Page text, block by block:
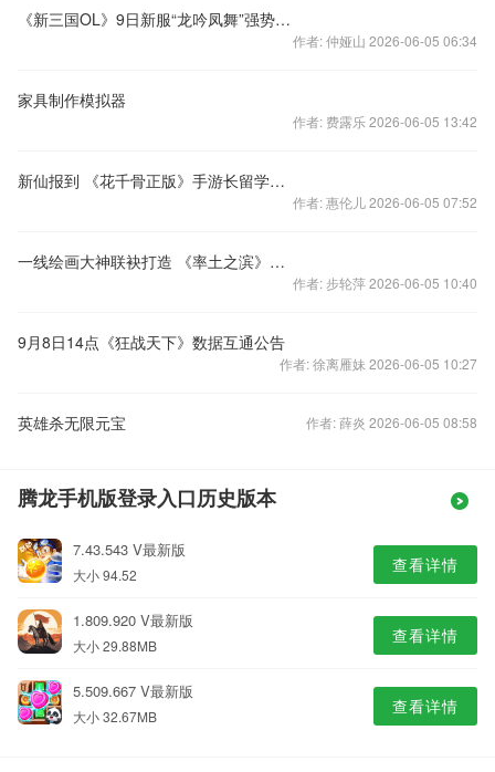
《新三国OL》9日新服“龙吟凤舞”强势来袭
作者: 仲娅山 2026-06-05 06:34
家具制作模拟器
作者: 费露乐 2026-06-05 13:42
新仙报到 《花千骨正版》手游长留学院开学攻略
作者: 惠伦儿 2026-06-05 07:52
一线绘画大神联袂打造 《率土之滨》超精美人设赏析
作者: 步轮萍 2026-06-05 10:40
9月8日14点《狂战天下》数据互通公告
作者: 徐离雁妹 2026-06-05 10:27
英雄杀无限元宝 作者: 薛炎 2026-06-05 08:58
腾龙手机版登录入口历史版本
7.43.543 V最新版
大小 94.52 查看详情
1.809.920 V最新版
大小 29.88MB 查看详情
5.509.667 V最新版
大小 32.67MB 查看详情